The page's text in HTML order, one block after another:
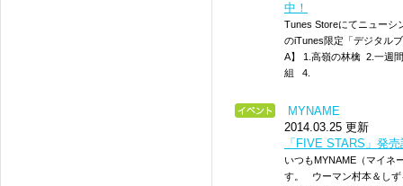
中！
Tunes Storeにてニューシ
のiTunes限定「デジタル
A】 1.高嶺の林檎 2.一週
組 4.
MYNAME
2014.03.25 更新
「FIVE STARS」発
いつもMYNAME（マイネ
す。 ウーマン村本＆しず